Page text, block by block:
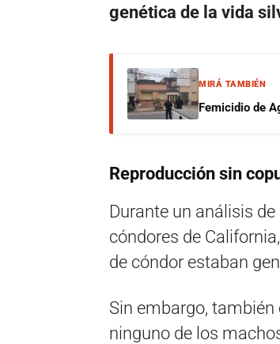
genética de la vida
MIRÁ TAMBIÉN
Femicidio de
Reproducción sin
Durante un análisis
cóndores de
de cóndor estaban
Sin embargo,
ninguno de los